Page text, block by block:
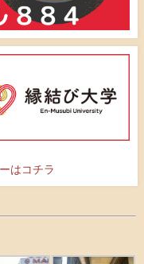
はコチラ